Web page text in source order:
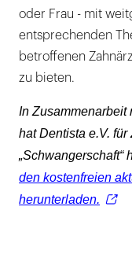
oder Frau - mit
entsprechenden
betroffenen
zu bieten.
In Zusammenarbeit
hat Dentista e.V.
„Schwangerschaft“
den kostenfreien
herunterladen.